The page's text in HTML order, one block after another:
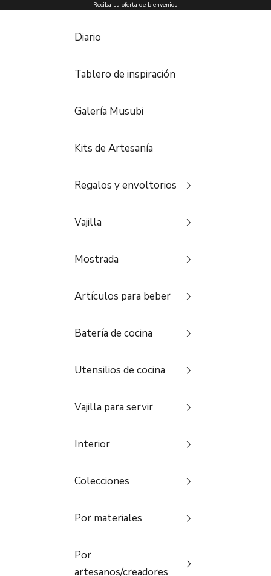
Ir al contenido Reciba su oferta de bienvenida
Diario
Tablero de inspiración
Galería Musubi
Kits de Artesanía
Regalos y envoltorios
Vajilla
Mostrada
Artículos para beber
Batería de cocina
Utensilios de cocina
Vajilla para servir
Interior
Colecciones
Por materiales
Por
artesanos/creadores